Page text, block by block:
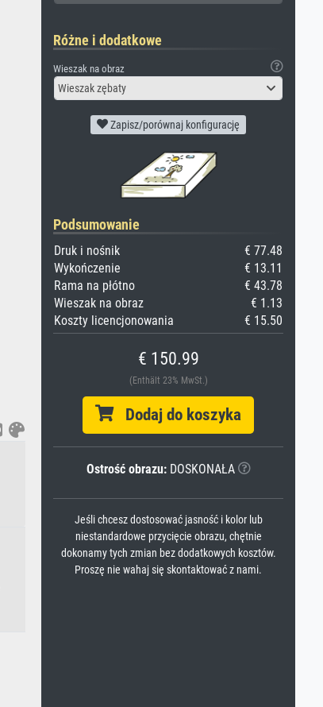
Różne i dodatkowe
Wieszak na obraz
Wieszak zębaty
Zapisz/porównaj konfigurację
Podsumowanie
Druk i nośnik
€ 77.48
Wykończenie
€ 13.11
Rama na płótno
€ 43.78
Wieszak na obraz
€ 1.13
Koszty licencjonowania
€ 15.50
€ 150.99
(Enthält 23% MwSt.)
Dodaj do koszyka
Ostrość obrazu:DOSKONAŁA
Jeśli chcesz dostosować jasność i kolor lub
niestandardowe przycięcie obrazu, chętnie
dokonamy tych zmian bez dodatkowych kosztów.
Proszę nie wahaj się skontaktować z nami.